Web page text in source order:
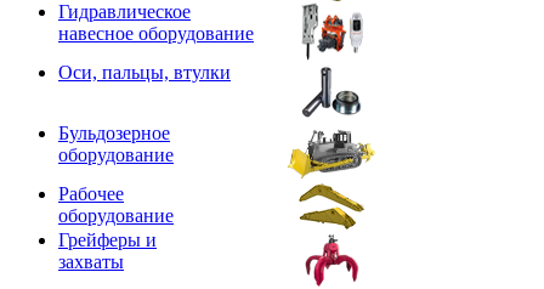
Гидравлическое
навесное оборудование
Оси, пальцы, втулки
Бульдозерное
оборудование
Рабочее
оборудование
Грейферы и
захваты